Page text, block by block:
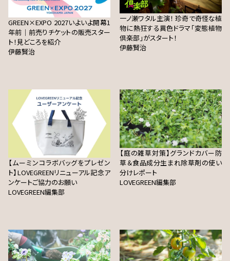
GREEN×EXPO 2027いよいよ開幕1
年前｜前売りチケットの販売スター
ト！見どころを紹介
伊藤賢治
一ノ瀬ワタル主演！ 珍奇で奇怪な植
物に熱狂する異色ドラマ「変態植物
倶楽部」がスタート！
伊藤賢治
【ムーミンコラボバッグをプレゼン
ト】LOVEGREENリニューアル記念ア
ンケートご協力のお願い
LOVEGREEN編集部
【庭の雑草対策】グランドカバー防
草＆食品成分生まれ除草剤の使い
分けレポート
LOVEGREEN編集部